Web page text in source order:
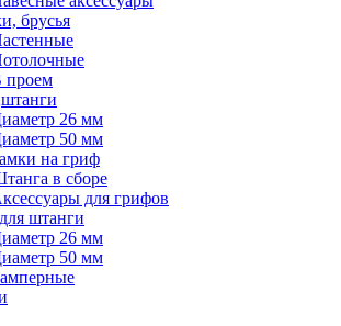
брусья
проем
26 мм
50 мм
на гриф
в сборе
для грифов
штанги
26 мм
50 мм